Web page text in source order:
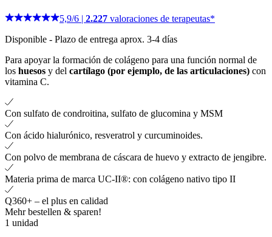
5,9/6 | 2.227 valoraciones de terapeutas*
Disponible - Plazo de entrega aprox. 3-4 días
Para apoyar la formación de colágeno para una función normal de
los huesos y del cartílago (por ejemplo, de las articulaciones) con
vitamina C.
Con sulfato de condroitina, sulfato de glucomina y MSM
Con ácido hialurónico, resveratrol y curcuminoides.
Con polvo de membrana de cáscara de huevo y extracto de jengibre.
Materia prima de marca UC-II®: con colágeno nativo tipo II
Q360+ – el plus en calidad
Mehr bestellen & sparen!
1 unidad